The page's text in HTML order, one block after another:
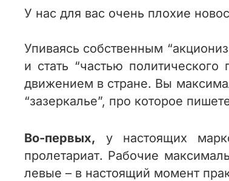
У нас для вас очень плохие
Упиваясь собственным
и стать “частью
движением в стране. Вы
“зазеркалье”, про которое
Во-первых, у настоящих
пролетариат. Рабочие
левые – в настоящий момент